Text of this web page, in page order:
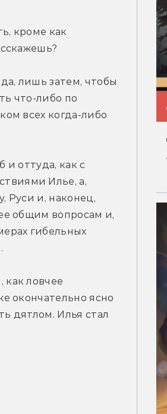
кроме как
лишь затем, чтобы
что-либо по
всех когда-либо
и оттуда, как с
Илье, а,
Руси и, наконец,
общим вопросам и,
гибельных
как ловчее
окончательно ясно
дятлом. Илья стал